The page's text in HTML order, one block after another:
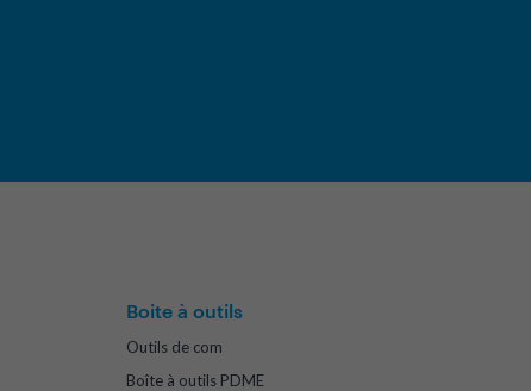
Boite à outils
Outils de com
Boîte à outils PDME